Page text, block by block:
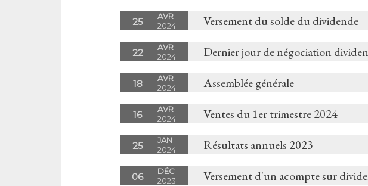
25
AVR
2024
Versement du solde du dividende
22
AVR
2024
Dernier jour de négociation
18
AVR
2024
Assemblée générale
16
AVR
2024
Ventes du 1er trimestre 2024
25
JAN
2024
Résultats annuels 2023
06
DÉC
2023
Versement d'un acompte sur